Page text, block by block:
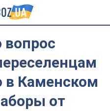
в Каменском
от